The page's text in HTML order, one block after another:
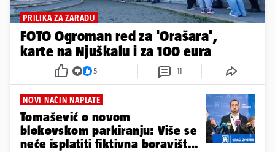
PRILIKA ZA ZARADU
FOTO Ogroman red za 'Orašara',
karte na Njuškalu i za 100 eura
5 11
NOVI NAČIN NAPLATE
Tomašević o novom
blokovskom parkiranju: Više se
neće isplatiti fiktivna boravišta